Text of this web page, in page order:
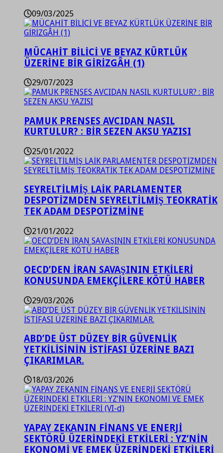
09/03/2025
MÜCAHİT BİLİCİ VE BEYAZ KÜRTLÜK
ÜZERİNE BİR GİRİZGÂH (1)
29/07/2023
PAMUK PRENSES AVCIDAN NASIL
KURTULUR? : BİR SEZEN AKSU YAZISI
25/01/2022
SEYRELTİLMİŞ LAİK PARLAMENTER
DESPOTİZMDEN SEYRELTİLMİŞ TEOKRATİK
TEK ADAM DESPOTİZMİNE
21/01/2022
OECD’DEN İRAN SAVAŞININ ETKİLERİ
KONUSUNDA EMEKÇİLERE KÖTÜ HABER
29/03/2026
ABD’DE ÜST DÜZEY BİR GÜVENLİK
YETKİLİSİNİN İSTİFASI ÜZERİNE BAZI
ÇIKARIMLAR.
18/03/2026
YAPAY ZEKANIN FİNANS VE ENERJİ
SEKTÖRÜ ÜZERİNDEKİ ETKİLERİ : YZ’NİN
EKONOMİ VE EMEK ÜZERİNDEKİ ETKİLERİ